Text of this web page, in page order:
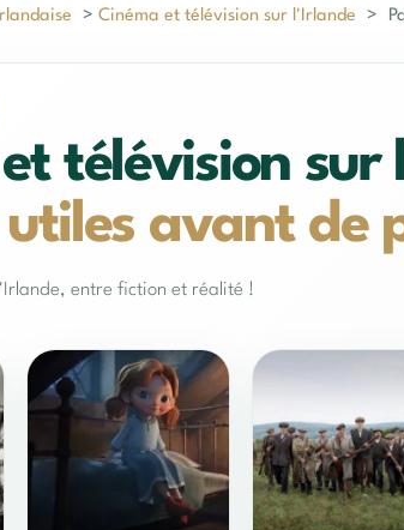
> Cinéma et télévision sur l'Irlande >
télévision sur
utiles avant de
entre fiction et réalité !